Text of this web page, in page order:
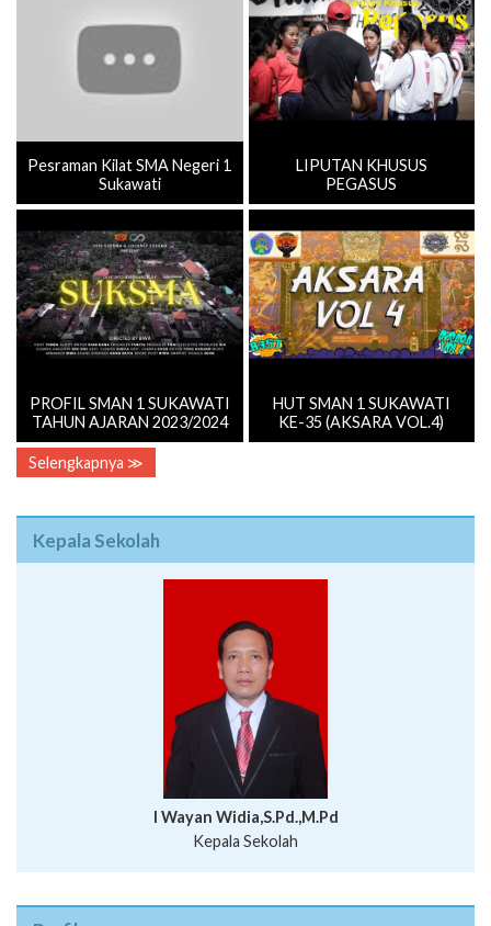
Pesraman Kilat SMA Negeri 1
Sukawati
LIPUTAN KHUSUS
PEGASUS
PROFIL SMAN 1 SUKAWATI
TAHUN AJARAN 2023/2024
HUT SMAN 1 SUKAWATI
KE-35 (AKSARA VOL.4)
Selengkapnya ≫
Kepala Sekolah
I Wayan Widia,S.Pd.,M.Pd
Kepala Sekolah